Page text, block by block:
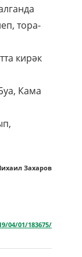
тора-
кирәк
Кама
Захаров
04/01/183675/